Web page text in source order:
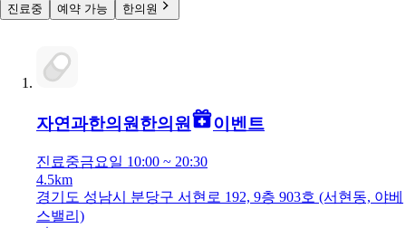
진료중 예약 가능 한의원
자연과한의원한의원 이벤트
진료중금요일 10:00 ~ 20:30
4.5km
경기도 성남시 분당구 서현로 192, 9층 903호 (서현동, 야베
스밸리)